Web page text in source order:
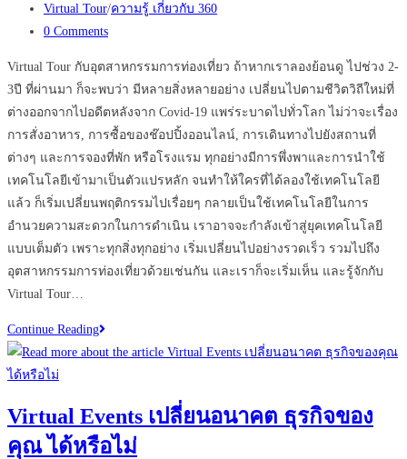
published:
Post
category:
Virtual Tour/ความรู้ เกี่ยวกับ 360
Post
0 Comments
Virtual Tour กับอุตสาหกรรมการท่องเที่ยว ถ้าหากเราลองย้อนดู ไปช่วง 2-
3ปี ที่ผ่านมา ก็จะพบว่า มีหลายสิ่งหลายอย่าง เปลี่ยนไปตามชีวิตวิถีใหม่ที่
ต่างออกจากไปอดีตหลังจาก Covid-19 แพร่ระบาดไปทั่วโลก ไม่ว่าจะเรื่อง
การสั่งอาหาร, การซื้อของช๊อปปิ้งออนไลน์, การเดินทางไปยังสถานที่
ต่างๆ และการจองที่พัก หรือโรงแรม ทุกอย่างมีการพึ่งพาและการนำใช้
เทคโนโลยีเข้ามาเป็นตัวแปรหลัก จนทำให้ใครที่ได้ลองใช้เทคโนโลยี
แล้ว ก็เริ่มเปลี่ยนพฤติกรรมไปเรื่อยๆ กลายเป็นใช้เทคโนโลยีในการ
อำนวยความสะดวกในการดำเนิน เราอาจจะกำลังเข้าสู่ยุคเทคโนโลยี
แบบเต็มตัว เพราะทุกสิ่งทุกอย่าง เริ่มเปลี่ยนไปอย่างรวดเร็ว รวมไปถึง
อุตสาหกรรมการท่องเที่ยวด้วยเช่นกัน และเราก็จะเริ่มเห็น และรู้จักกับ
Virtual Tour…
Continue Readingทำไม
ควร
ท่อง
เที่ยว…
Virtual Events เปลี่ยนอนาคต ธุรกิจของ
คุณ ได้หรือไม่